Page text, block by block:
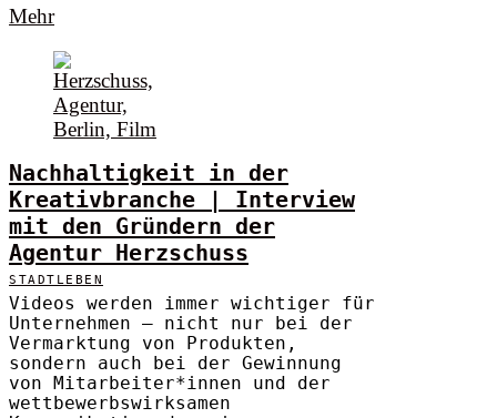
Mehr
Nachhaltigkeit in der
Kreativbranche | Interview
mit den Gründern der
Agentur Herzschuss
STADTLEBEN
Videos werden immer wichtiger für
Unternehmen – nicht nur bei der
Vermarktung von Produkten,
sondern auch bei der Gewinnung
von Mitarbeiter*innen und der
wettbewerbswirksamen